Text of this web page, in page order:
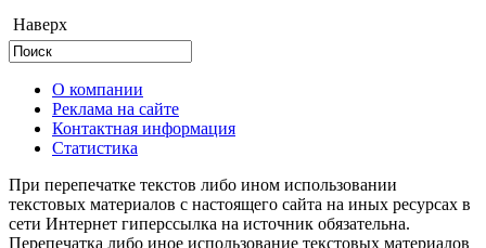
Наверх
О компании
Реклама на сайте
Контактная информация
Статистика
При перепечатке текстов либо ином использовании
текстовых материалов с настоящего сайта на иных ресурсах в
сети Интернет гиперссылка на источник обязательна.
Перепечатка либо иное использование текстовых материалов